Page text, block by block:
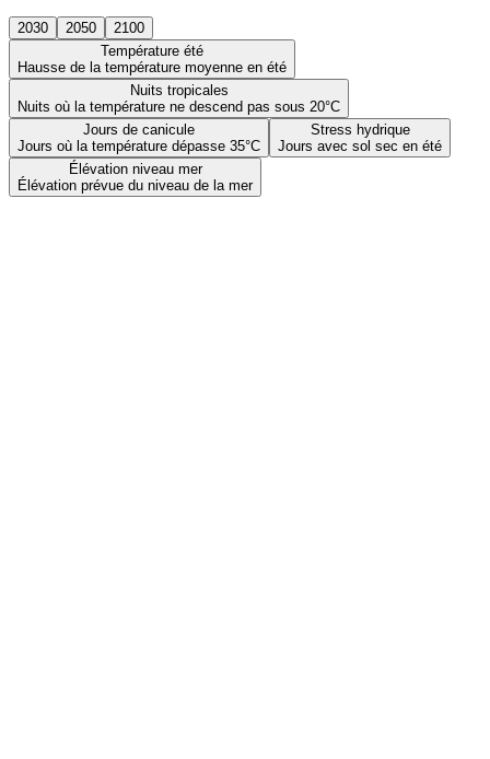
2030 2050
2100
Température été
Hausse de la température moyenne en été
Nuits tropicales
Nuits où la température ne descend pas sous 20°C
Jours de canicule
Jours où la température dépasse 35°C
Stress hydrique
Jours avec sol sec en été
Élévation niveau mer
Élévation prévue du niveau de la mer